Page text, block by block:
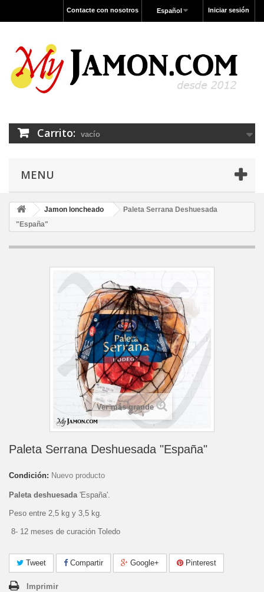
Iniciar sesión
Español
Contacte con nosotros
Carrito: vacío
MENU
Jamon loncheado
Paleta Serrana Deshuesada
"España"
Ver más grande
Paleta Serrana Deshuesada "España"
Condición: Nuevo producto
Paleta deshuesada'España'.
Peso entre 2,5 kg y 3,5 kg.
8- 12 meses de curación Toledo
Tweet Compartir Google+ Pinterest
Imprimir